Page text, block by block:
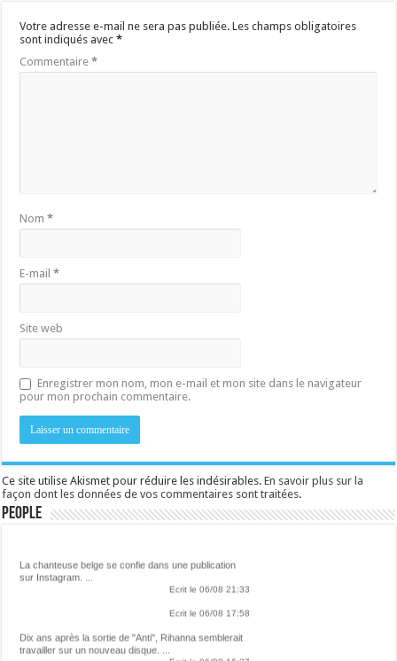
Votre adresse e-mail ne sera pas publiée. Les champs obligatoires
sont indiqués avec*
Commentaire*
Nom*
E-mail*
Site web
Enregistrer mon nom, mon e-mail et mon site dans le navigateur
pour mon prochain commentaire.
Ce site utilise Akismet pour réduire les indésirables.En savoir plus sur la
façon dont les données de vos commentaires sont traitées.
People
Lalibre.be - CULTURE
La chanteuse belge se confie dans une publication
sur Instagram. ...
Ecrit le 06/08 21:33
Ecrit le 06/08 17:58
Dix ans après la sortie de "Anti", Rihanna semblerait
travailler sur un nouveau disque. ...
Ecrit le 06/08 16:27